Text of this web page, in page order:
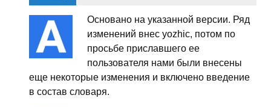
Основано на указанной версии. Ряд
изменений внес yozhic, потом по
просьбе приславшего ее
пользователя нами были внесены
еще некоторые изменения и включено введение
в состав словаря.